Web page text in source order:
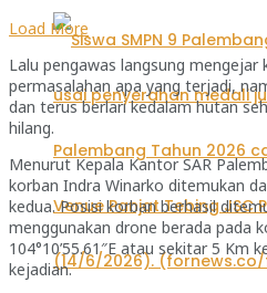
Load More
Lalu pengawas langsung
permasalahan apa yang terjadi,
dan terus berlari kedalam hutan
hilang.
Menurut Kepala Kantor SAR
korban Indra Winarko ditemukan
kedua. Posisi korban berhasil
menggunakan drone berada pada
104°10’55.61″E atau sekitar 5 Km
kejadian.